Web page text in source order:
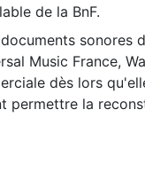
de la BnF.
sonores
Music France,
dès lors
permettre la